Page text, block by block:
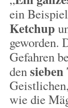
ein
Ketchup
geworden.
Gefahren
densieben
wie die